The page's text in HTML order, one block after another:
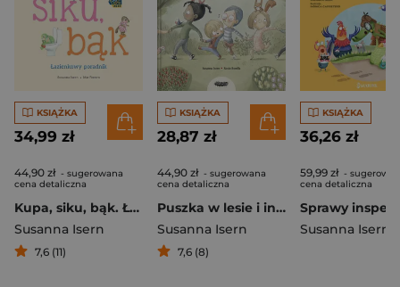
KSIĄŻKA
34,99 zł
44,90 zł - sugerowana
cena detaliczna
Kupa, siku, bąk. Łazienkowy poradnik
Susanna Isern
7,6 (11)
KSIĄŻKA
28,87 zł
44,90 zł - sugerowana
cena detaliczna
Puszka w lesie i inne opowiadania o empatii
Susanna Isern
7,6 (8)
KSIĄŻKA
36,26 zł
59,99 zł -
cena detaliczna
Susanna Isern